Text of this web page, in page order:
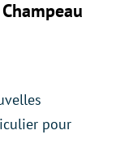
pour